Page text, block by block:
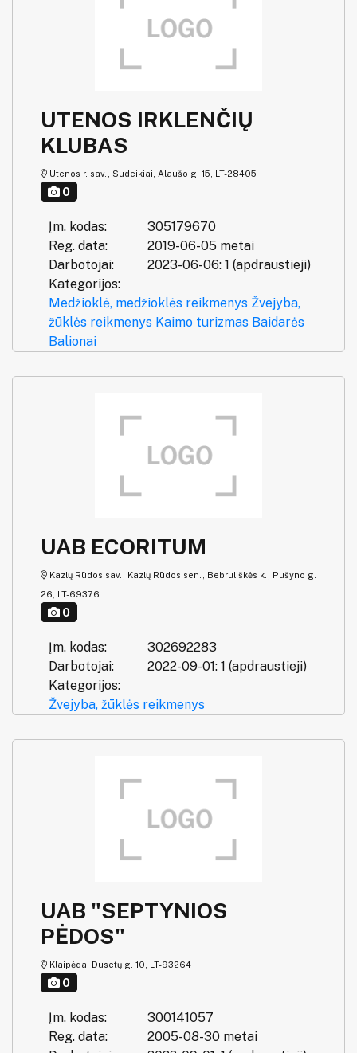
UTENOS IRKLENČIŲ
KLUBAS
Utenos r. sav., Sudeikiai, Alaušo g. 15, LT-28405
0
Įm. kodas:
305179670
Reg. data:
2019-06-05 metai
Darbotojai:
2023-06-06: 1 (apdraustieji)
Kategorijos:
Medžioklė, medžioklės reikmenys Žvejyba,
žūklės reikmenys Kaimo turizmas Baidarės
Balionai
UAB ECORITUM
Kazlų Rūdos sav., Kazlų Rūdos sen., Bebruliškės k., Pušyno g.
26, LT-69376
0
Įm. kodas:
302692283
Darbotojai:
2022-09-01: 1 (apdraustieji)
Kategorijos:
Žvejyba, žūklės reikmenys
UAB "SEPTYNIOS
PĖDOS"
Klaipėda, Dusetų g. 10, LT-93264
0
Įm. kodas:
300141057
Reg. data:
2005-08-30 metai